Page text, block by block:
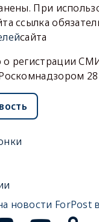
При
ссылка
сайта
о регистрации
новости ForPost